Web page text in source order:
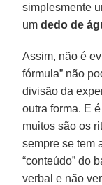
simplesmente
umdedo de
Assim, não é
fórmula” não
divisão da
outra forma. E
muitos são os
sempre se tem
“conteúdo” do
verbal e não